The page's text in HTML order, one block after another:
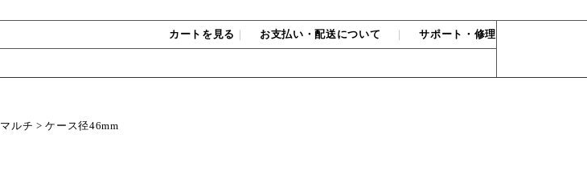
カートを見る お支払い・配送について ｜サポート・修理
マルチ > ケース径46mm